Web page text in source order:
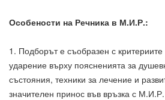
Особености на Речника в М.И.Р.:
1. Подборът е съобразен с
ударение върху поясненията за
състояния, техники за лечение и
значителен принос във връзка с